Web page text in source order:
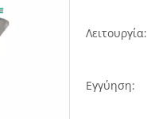
Λειτουργία:
Εγγύηση: